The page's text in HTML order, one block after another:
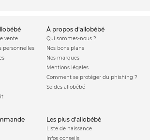
vente
personnelles
à propos d'allobébé
Qui sommes-nous ?
Nos bons plans
Nos marques
Mentions légales
Comment se protéger du phishing ?
Soldes allobébé
les plus d'allobébé
Liste de naissance
Infos conseils